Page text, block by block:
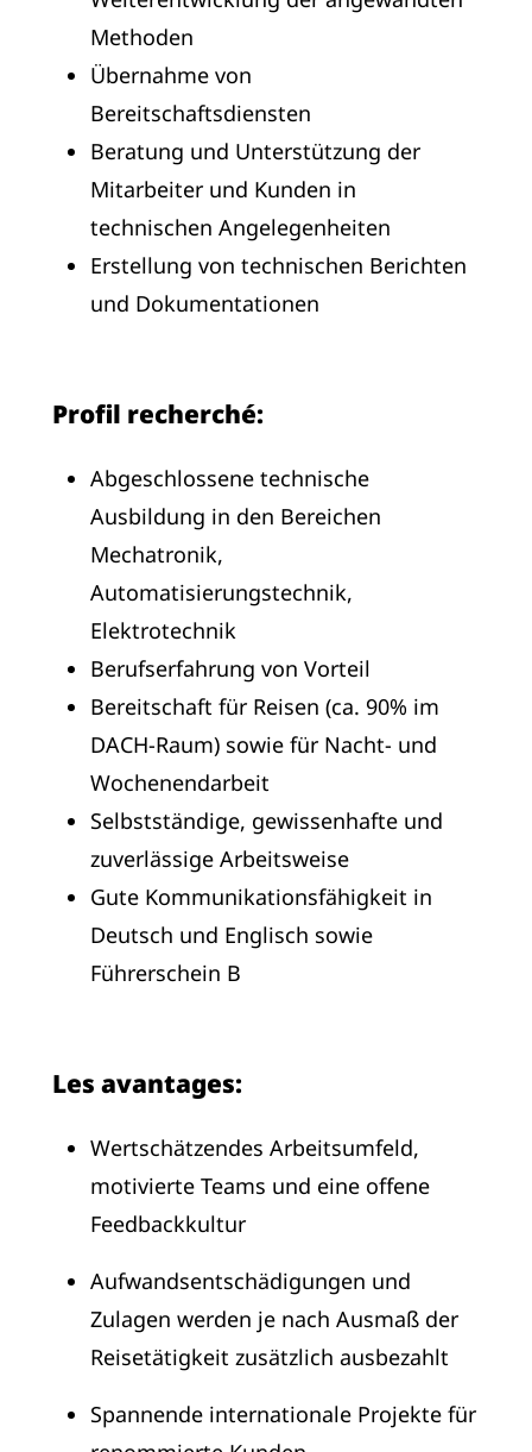
Methoden
Übernahme von
Bereitschaftsdiensten
Beratung und Unterstützung der
Mitarbeiter und Kunden in
technischen Angelegenheiten
Erstellung von technischen Berichten
und Dokumentationen
Profil recherché:
Abgeschlossene technische
Ausbildung in den Bereichen
Mechatronik,
Automatisierungstechnik,
Elektrotechnik
Berufserfahrung von Vorteil
Bereitschaft für Reisen (ca. 90% im
DACH-Raum) sowie für Nacht- und
Wochenendarbeit
Selbstständige, gewissenhafte und
zuverlässige Arbeitsweise
Gute Kommunikationsfähigkeit in
Deutsch und Englisch sowie
Führerschein B
Les avantages:
Wertschätzendes Arbeitsumfeld,
motivierte Teams und eine offene
Feedbackkultur
Aufwandsentschädigungen und
Zulagen werden je nach Ausmaß der
Reisetätigkeit zusätzlich ausbezahlt
Spannende internationale Projekte für